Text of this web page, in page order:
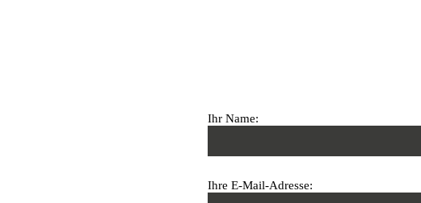
Ihr Name:
Ihre E-Mail-Adresse: